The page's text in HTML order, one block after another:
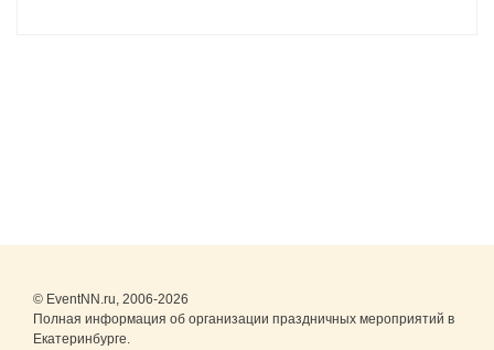
© EventNN.ru, 2006-2026
Полная информация об организации праздничных мероприятий в
Екатеринбурге.